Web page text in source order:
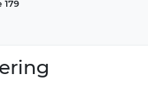
179